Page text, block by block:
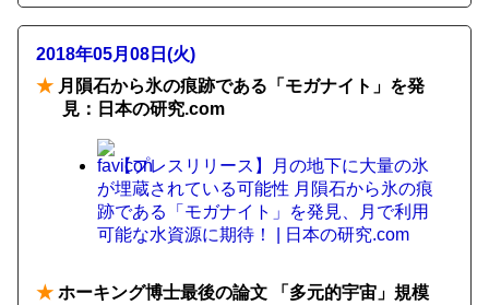
2018年05月08日(火)
★ 月隕石から氷の痕跡である「モガナイト」を発
見：日本の研究.com
【プレスリリース】月の地下に大量の氷
が埋蔵されている可能性 月隕石から氷の痕
跡である「モガナイト」を発見、月で利用
可能な水資源に期待！ | 日本の研究.com
★ ホーキング博士最後の論文 「多元的宇宙」規模